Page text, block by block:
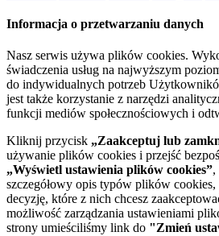
Informacja o przetwarzaniu danych
Nasz serwis używa plików cookies.
świadczenia usług na najwyższym
do indywidualnych potrzeb
jest także korzystanie z narzędzi
funkcji mediów społecznościowych i
Kliknij przycisk „Zaakceptuj lub
używanie plików cookies i przejść
„Wyświetl ustawienia plików cookies”,
szczegółowy opis typów plików cookies,
decyzję, które z nich chcesz
możliwość zarządzania ustawieniami
strony umieściliśmy link do "Zmień